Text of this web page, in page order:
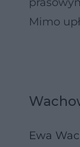
Mimo
Ewa